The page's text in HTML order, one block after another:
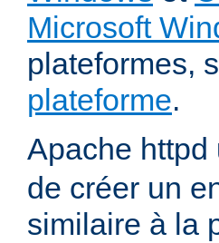
Microsoft
plateformes,
plateforme.
Apache httpd
de créer un
similaire à la